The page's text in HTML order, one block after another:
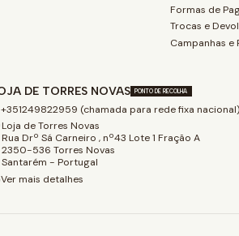
Formas de
Trocas e
Campanhas e
DE TORRES NOVAS PONTO DE RECOLHA
+351249822959 (chamada para rede fixa nacional)
Loja de Torres Novas
Rua Drº Sá Carneiro , nº43 Lote 1 Fração A
2350-536 Torres Novas
Santarém - Portugal
Ver mais detalhes